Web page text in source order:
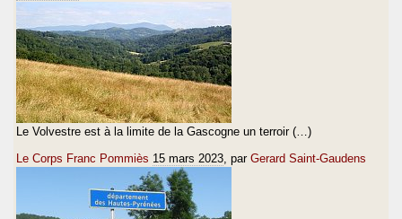
Le Volvestre est à la limite de la Gascogne un terroir (…)
Le Corps Franc Pommiès 15 mars 2023 , par Gerard Saint-Gaudens